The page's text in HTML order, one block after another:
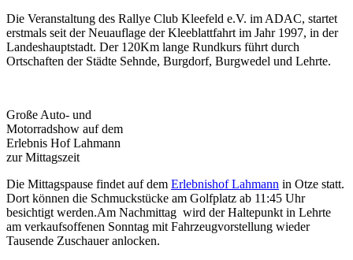
Die Veranstaltung des Rallye Club Kleefeld e.V. im ADAC, startet
erstmals seit der Neuauflage der Kleeblattfahrt im Jahr 1997, in der
Landeshauptstadt. Der 120Km lange Rundkurs führt durch
Ortschaften der Städte Sehnde, Burgdorf, Burgwedel und Lehrte.
Große Auto- und
Motorradshow auf dem
Erlebnis Hof Lahmann
zur Mittagszeit
Die Mittagspause findet auf dem Erlebnishof Lahmann in Otze statt.
Dort können die Schmuckstücke am Golfplatz ab 11:45 Uhr
besichtigt werden.Am Nachmittag wird der Haltepunkt in Lehrte
am verkaufsoffenen Sonntag mit Fahrzeugvorstellung wieder
Tausende Zuschauer anlocken.